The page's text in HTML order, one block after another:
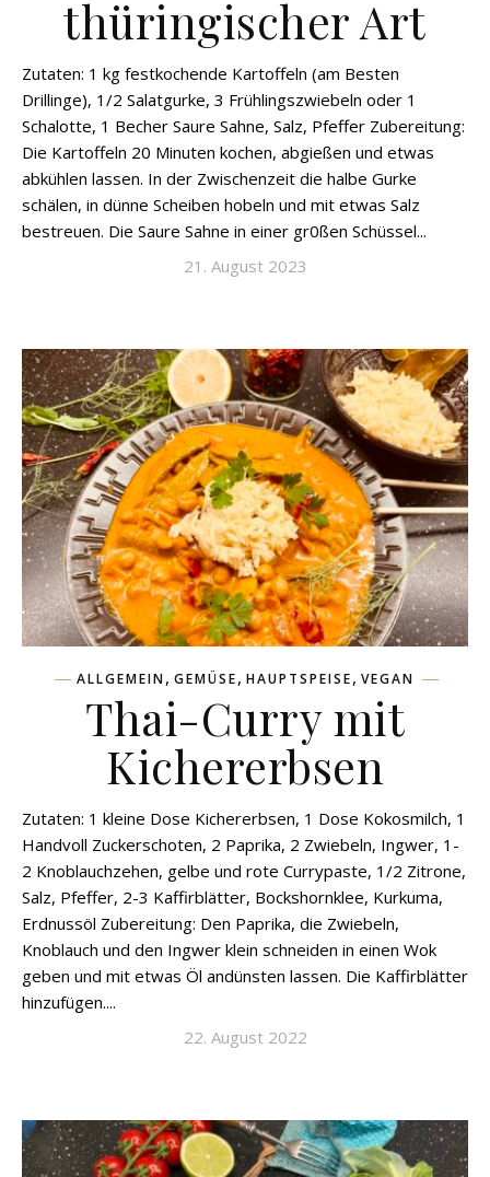
thüringischer Art
Zutaten: 1 kg festkochende Kartoffeln (am Besten
Drillinge), 1/2 Salatgurke, 3 Frühlingszwiebeln oder 1
Schalotte, 1 Becher Saure Sahne, Salz, Pfeffer Zubereitung:
Die Kartoffeln 20 Minuten kochen, abgießen und etwas
abkühlen lassen. In der Zwischenzeit die halbe Gurke
schälen, in dünne Scheiben hobeln und mit etwas Salz
bestreuen. Die Saure Sahne in einer gr0ßen Schüssel...
21. August 2023
ALLGEMEIN, GEMÜSE, HAUPTSPEISE, VEGAN
Thai-Curry mit
Kichererbsen
Zutaten: 1 kleine Dose Kichererbsen, 1 Dose Kokosmilch, 1
Handvoll Zuckerschoten, 2 Paprika, 2 Zwiebeln, Ingwer, 1-
2 Knoblauchzehen, gelbe und rote Currypaste, 1/2 Zitrone,
Salz, Pfeffer, 2-3 Kaffirblätter, Bockshornklee, Kurkuma,
Erdnussöl Zubereitung: Den Paprika, die Zwiebeln,
Knoblauch und den Ingwer klein schneiden in einen Wok
geben und mit etwas Öl andünsten lassen. Die Kaffirblätter
hinzufügen....
22. August 2022